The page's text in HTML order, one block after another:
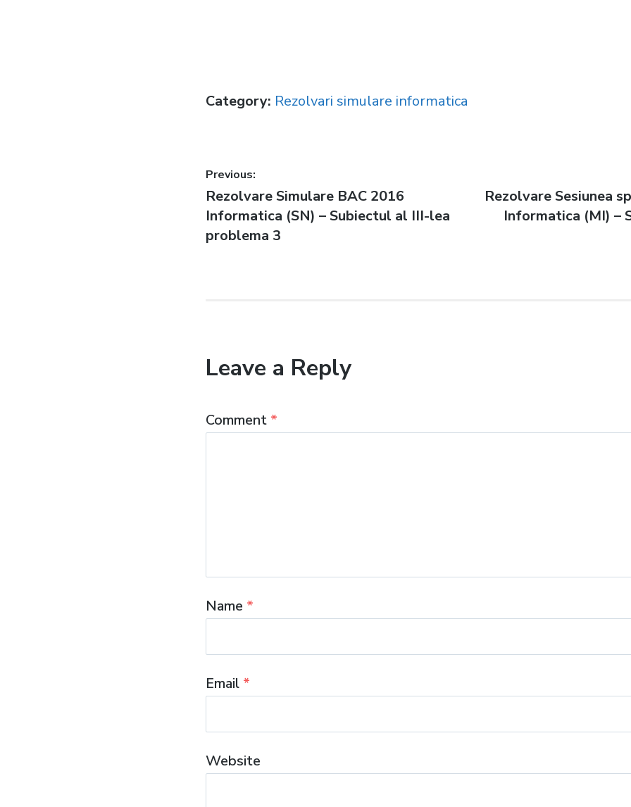
Category: Rezolvari simulare informatica
Post
navigation
Previous:
Previous
post:
Rezolvare Simulare BAC 2016
Informatica (SN) – Subiectul al III-lea
problema 3
Next
post:
Rezolvare Sesiunea
Informatica (MI) –
Leave a Reply
Comment *
Name *
Email *
Website